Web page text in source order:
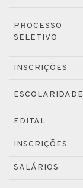
PROCESSO
SELETIVO
INSCRIÇÕES
ESCOLARIDADE
EDITAL
INSCRIÇÕES
SALÁRIOS